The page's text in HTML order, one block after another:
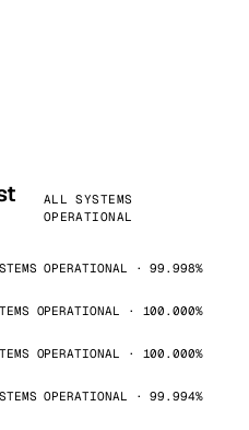
ALL SYSTEMS
OPERATIONAL
OPERATIONAL · 99.998%
OPERATIONAL · 100.000%
OPERATIONAL · 100.000%
OPERATIONAL · 99.994%